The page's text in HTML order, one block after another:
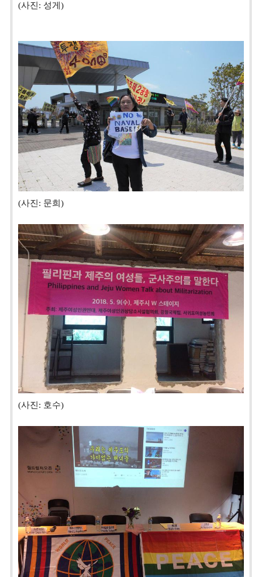
(사진: 성게)
(사진: 문희)
(사진: 호수)